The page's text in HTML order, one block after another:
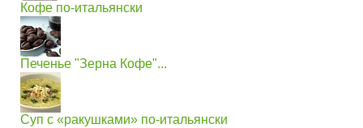
Кофе по-итальянски
Печенье "Зерна Кофе"...
Суп с «ракушками» по-итальянски